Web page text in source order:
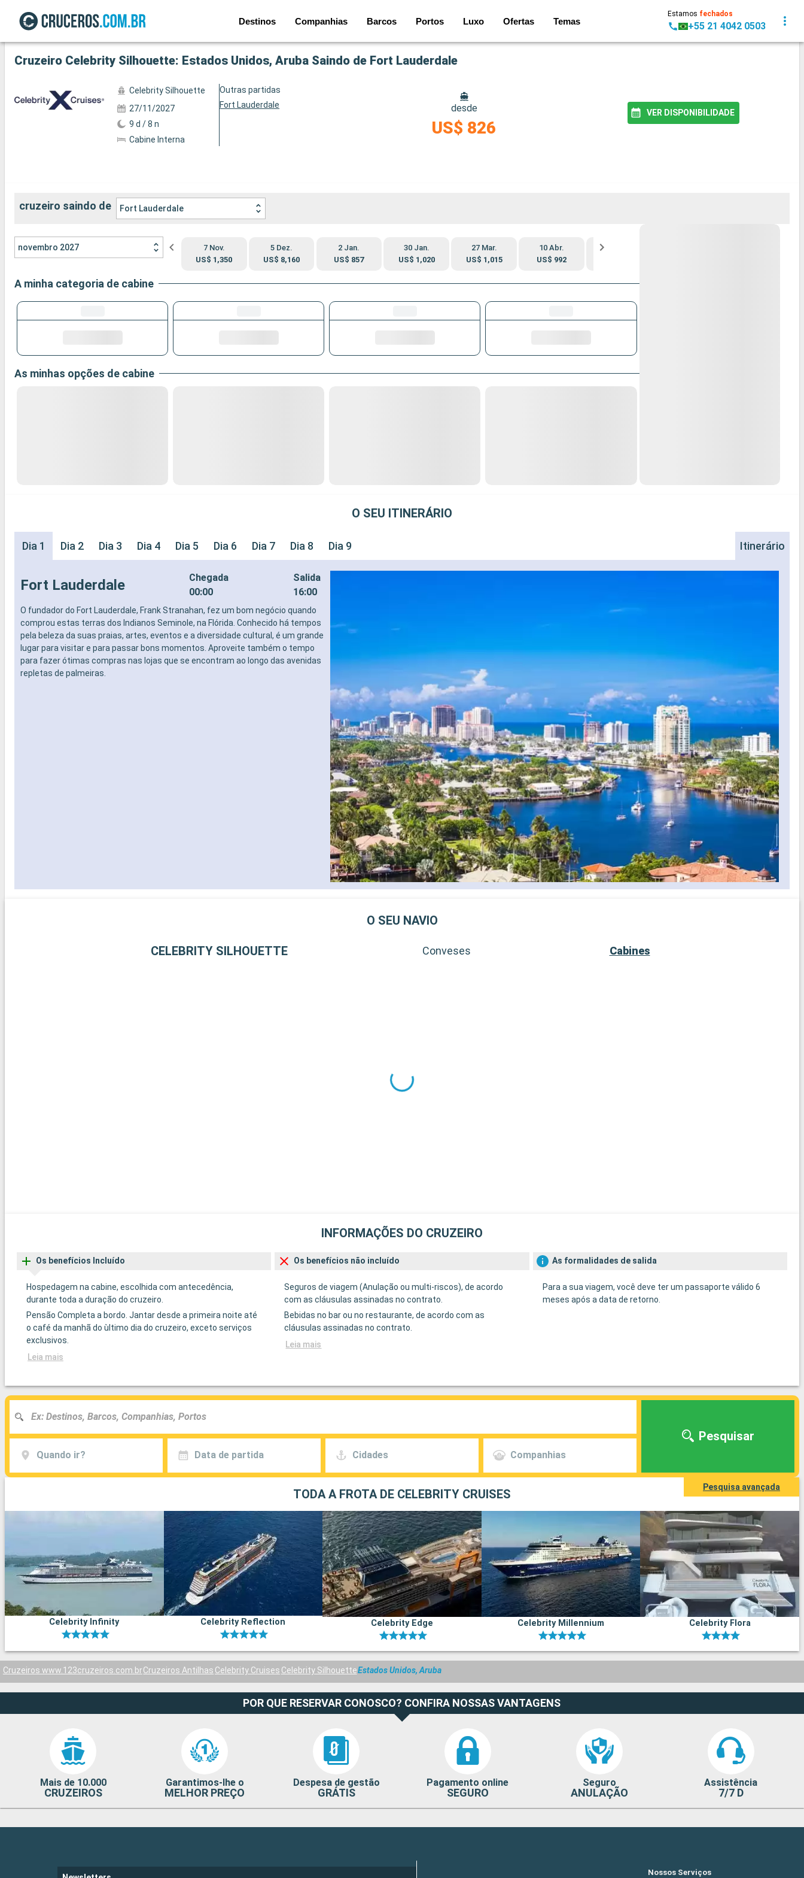
Destinos Companhias Barcos Portos Luxo Ofertas Temas
Estamos fechados
+55 21 4042 0503
Ver a 75 fotos
Cruzeiro Celebrity Silhouette: Estados Unidos, Aruba Saindo de Fort Lauderdale
Celebrity Silhouette
27/11/2027
9 d / 8 n
Cabine Interna
Outras partidas
Fort Lauderdale
desde
US$ 826
VER DISPONIBILIDADE
cruzeiro saindo de Fort Lauderdale
novembro 2027
7 Nov.
US$ 1,350
5 Dez.
US$ 8,160
2 Jan.
US$ 857
30 Jan.
US$ 1,020
27 Mar.
US$ 1,015
10 Abr.
US$ 992
A minha categoria de cabine
As minhas opções de cabine
O SEU ITINERÁRIO
Dia 1 Dia 2 Dia 3 Dia 4 Dia 5 Dia 6 Dia 7 Dia 8 Dia 9 Itinerário
Fort Lauderdale
Chegada
00:00
Salida
16:00
O fundador do Fort Lauderdale, Frank Stranahan, fez um bom negócio quando
comprou estas terras dos Indianos Seminole, na Flórida. Conhecido há tempos
pela beleza da suas praias, artes, eventos e a diversidade cultural, é um grande
lugar para visitar e para passar bons momentos. Aproveite também o tempo
para fazer ótimas compras nas lojas que se encontram ao longo das avenidas
repletas de palmeiras.
O SEU NAVIO
CELEBRITY SILHOUETTE Conveses Cabines
INFORMAÇÕES DO CRUZEIRO
Os benefícios Incluído
Hospedagem na cabine, escolhida com antecedência,
durante toda a duração do cruzeiro.
Pensão Completa a bordo. Jantar desde a primeira noite até
o café da manhã do ùltimo dia do cruzeiro, exceto serviços
exclusivos.
Leia mais
Os benefícios não incluído
Seguros de viagem (Anulação ou multi-riscos), de acordo
com as cláusulas assinadas no contrato.
Bebidas no bar ou no restaurante, de acordo com as
cláusulas assinadas no contrato.
Leia mais
As formalidades de salida
Para a sua viagem, você deve ter um passaporte válido 6
meses após a data de retorno.
Quando ir? Data de partida Cidades Companhias
Pesquisar
Pesquisa avançada
TODA A FROTA DE CELEBRITY CRUISES
Celebrity Infinity Celebrity Reflection Celebrity Edge Celebrity Millennium Celebrity Flora
Cruzeiros www.123cruzeiros.com.brCruzeiros Antilhas Celebrity Cruises Celebrity SilhouetteEstados Unidos, Aruba
POR QUE RESERVAR CONOSCO? CONFIRA NOSSAS VANTAGENS
Mais de 10.000
CRUZEIROS
Garantimos-lhe o
MELHOR PREÇO
Despesa de gestão
GRÁTIS
Pagamento online
SEGURO
Seguro
ANULAÇÃO
Assistência
7/7 D
Nossos Serviços